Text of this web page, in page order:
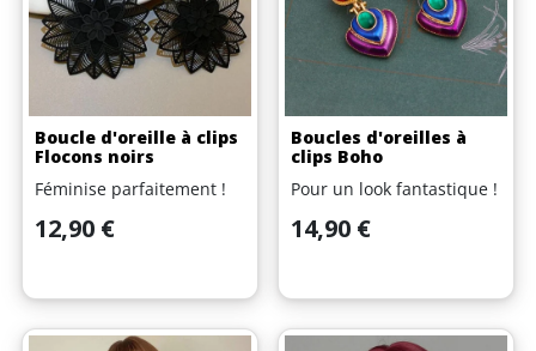
Boucle d'oreille à clips
Flocons noirs
Féminise parfaitement !
Prix
12,90 €
Boucles d'oreilles à
clips Boho
Pour un look fantastique !
Prix
14,90 €